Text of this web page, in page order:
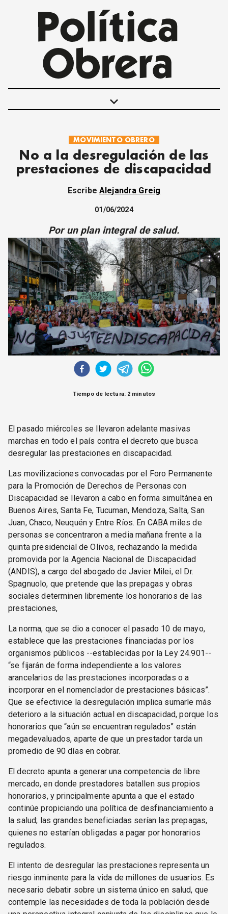
keyboard_arrow_down
POLÍTICAS
INTERNACIONALES
MOVIMIENTO OBRERO
ECONOMÍA
SOCIEDAD Y CULTURA
CORREO DE LECTORES
DEBATE
ARCHIVO
DECLARACIONES
OPINIÓN
ALTAMIRA RESPONDE
Política Obrera Revista
CONTACTO
MOVIMIENTO OBRERO
No a la desregulación de las
prestaciones de discapacidad
Escribe Alejandra Greig
01/06/2024
Por un plan integral de salud.
Tiempo de lectura: 2 minutos
El pasado miércoles se llevaron adelante masivas
marchas en todo el país contra el decreto que busca
desregular las prestaciones en discapacidad.
Las movilizaciones convocadas por el Foro Permanente
para la Promoción de Derechos de Personas con
Discapacidad se llevaron a cabo en forma simultánea en
Buenos Aires, Santa Fe, Tucuman, Mendoza, Salta, San
Juan, Chaco, Neuquén y Entre Ríos. En CABA miles de
personas se concentraron a media mañana frente a la
quinta presidencial de Olivos, rechazando la medida
promovida por la Agencia Nacional de Discapacidad
(ANDIS), a cargo del abogado de Javier Milei, el Dr.
Spagnuolo, que pretende que las prepagas y obras
sociales determinen libremente los honorarios de las
prestaciones,
La norma, que se dio a conocer el pasado 10 de mayo,
establece que las prestaciones financiadas por los
organismos públicos --establecidas por la Ley 24.901--
“se fijarán de forma independiente a los valores
arancelarios de las prestaciones incorporadas o a
incorporar en el nomenclador de prestaciones básicas”.
Que se efectivice la desregulación implica sumarle más
deterioro a la situación actual en discapacidad, porque los
honorarios que “aún se encuentran regulados” están
megadevaluados, aparte de que un prestador tarda un
promedio de 90 días en cobrar.
El decreto apunta a generar una competencia de libre
mercado, en donde prestadores batallen sus propios
honorarios, y principalmente apunta a que el estado
continúe propiciando una política de desfinanciamiento a
la salud; las grandes beneficiadas serían las prepagas,
quienes no estarían obligadas a pagar por honorarios
regulados.
El intento de desregular las prestaciones representa un
riesgo inminente para la vida de millones de usuarios. Es
necesario debatir sobre un sistema único en salud, que
contemple las necesidades de toda la población desde